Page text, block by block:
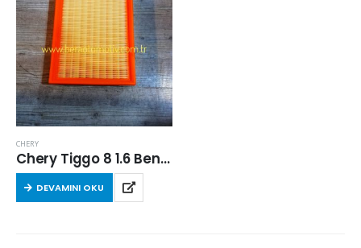
CHERY
Chery Tiggo 8 1.6 Benzinli Hava Filtresi
DEVAMINI OKU